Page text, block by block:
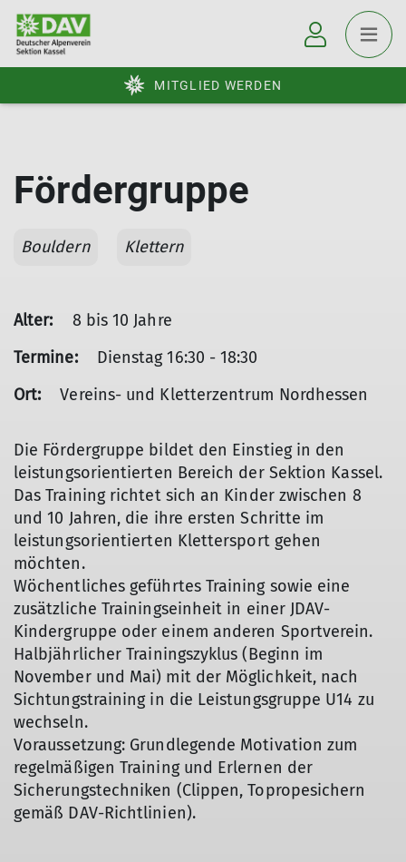
MITGLIED WERDEN
Fördergruppe
Bouldern Klettern
Alter:
8 bis 10 Jahre
Termine:
Dienstag 16:30 - 18:30
Ort:
Vereins- und Kletterzentrum Nordhessen
Die Fördergruppe bildet den Einstieg in den
leistungsorientierten Bereich der Sektion Kassel.
Das Training richtet sich an Kinder zwischen 8
und 10 Jahren, die ihre ersten Schritte im
leistungsorientierten Klettersport gehen
möchten.
Wöchentliches geführtes Training sowie eine
zusätzliche Trainingseinheit in einer JDAV-
Kindergruppe oder einem anderen Sportverein.
Halbjährlicher Trainingszyklus (Beginn im
November und Mai) mit der Möglichkeit, nach
Sichtungstraining in die Leistungsgruppe U14 zu
wechseln.
Voraussetzung: Grundlegende Motivation zum
regelmäßigen Training und Erlernen der
Sicherungstechniken (Clippen, Topropesichern
gemäß DAV-Richtlinien).